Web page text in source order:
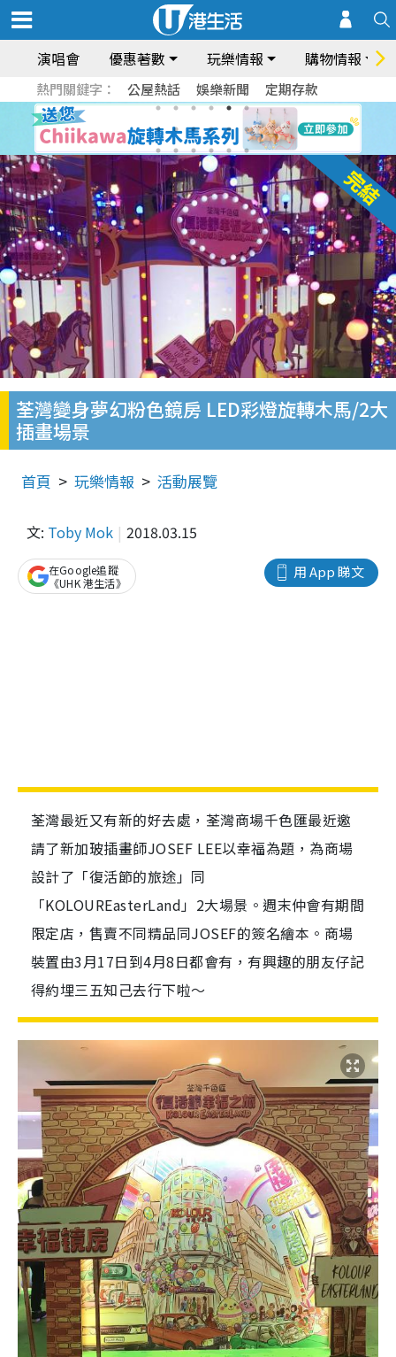
演唱會 優惠著數 玩樂情報 購物情報
熱門關鍵字： 公屋熱話 娛樂新聞 定期存款
荃灣變身夢幻粉色鏡房 LED彩燈旋轉木馬/2大
插畫場景
首頁 玩樂情報 活動展覽
文: Toby Mok 2018.03.15
用 App 睇文
在Google追蹤
《UHK 港生活》
荃灣最近又有新的好去處，荃灣商場千色匯最近邀
請了新加玻插畫師JOSEF LEE以幸福為題，為商場
設計了「復活節的旅途」同
「KOLOUREasterLand」2大場景。週末仲會有期間
限定店，售賣不同精品同JOSEF的簽名繪本。商場
裝置由3月17日到4月8日都會有，有興趣的朋友仔記
得約埋三五知己去行下啦～